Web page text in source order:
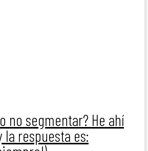
no segmentar? He ahí
la respuesta es: